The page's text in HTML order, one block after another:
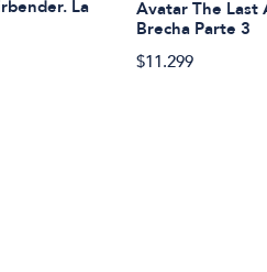
La
Avatar The Last
Brecha Parte 3
$11.299